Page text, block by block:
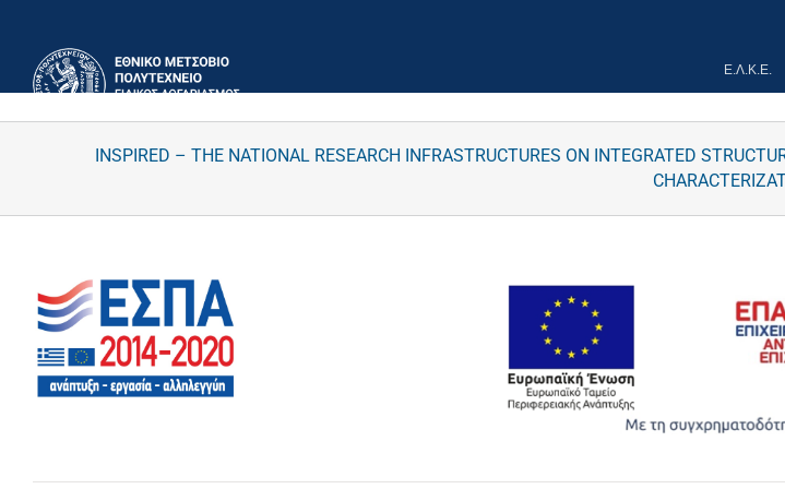
περιεχόμενο
Ε.Λ.Κ.Ε.
INSPIRED – THE NATIONAL RESEARCH INFRASTRUCTURES ON INTEGRATED